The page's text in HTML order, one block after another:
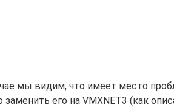
мы видим, что имеет место
его на VMXNET3 (как